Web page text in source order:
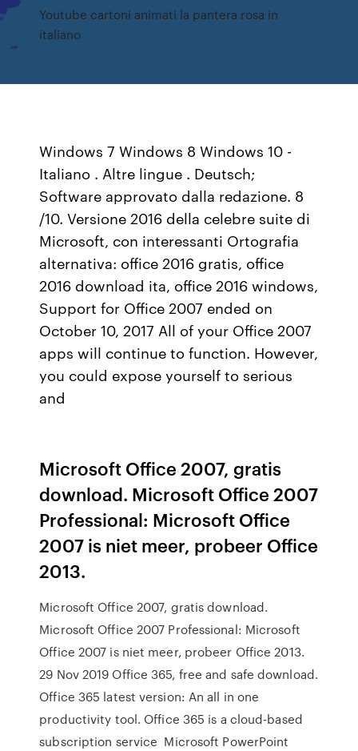
Youtube cartoni animati la pantera rosa in
italiano
Windows 7 Windows 8 Windows 10 -
Italiano . Altre lingue . Deutsch;
Software approvato dalla redazione. 8
/10. Versione 2016 della celebre suite di
Microsoft, con interessanti Ortografia
alternativa: office 2016 gratis, office
2016 download ita, office 2016 windows,
Support for Office 2007 ended on
October 10, 2017 All of your Office 2007
apps will continue to function. However,
you could expose yourself to serious
and
Microsoft Office 2007, gratis
download. Microsoft Office 2007
Professional: Microsoft Office
2007 is niet meer, probeer Office
2013.
Microsoft Office 2007, gratis download.
Microsoft Office 2007 Professional: Microsoft
Office 2007 is niet meer, probeer Office 2013.
29 Nov 2019 Office 365, free and safe download.
Office 365 latest version: An all in one
productivity tool. Office 365 is a cloud-based
subscription service Microsoft PowerPoint